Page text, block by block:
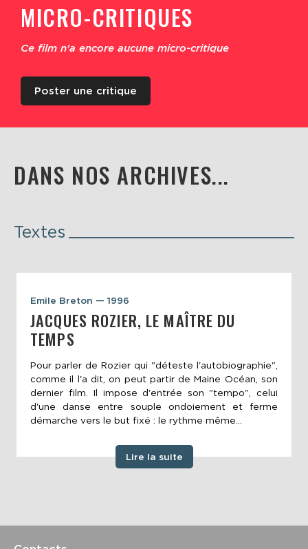
MICRO-CRITIQUES
Ce film n'a encore aucune micro-critique
Poster une critique
DANS NOS ARCHIVES...
Textes
Emile Breton — 1996
JACQUES ROZIER, LE MAÎTRE DU
TEMPS
Pour parler de Rozier qui "déteste l'autobiographie",
comme il l'a dit, on peut partir de Maine Océan, son
dernier film. Il impose d'entrée son "tempo", celui
d'une danse entre souple ondoiement et ferme
démarche vers le but fixé : le rythme même...
Lire la suite